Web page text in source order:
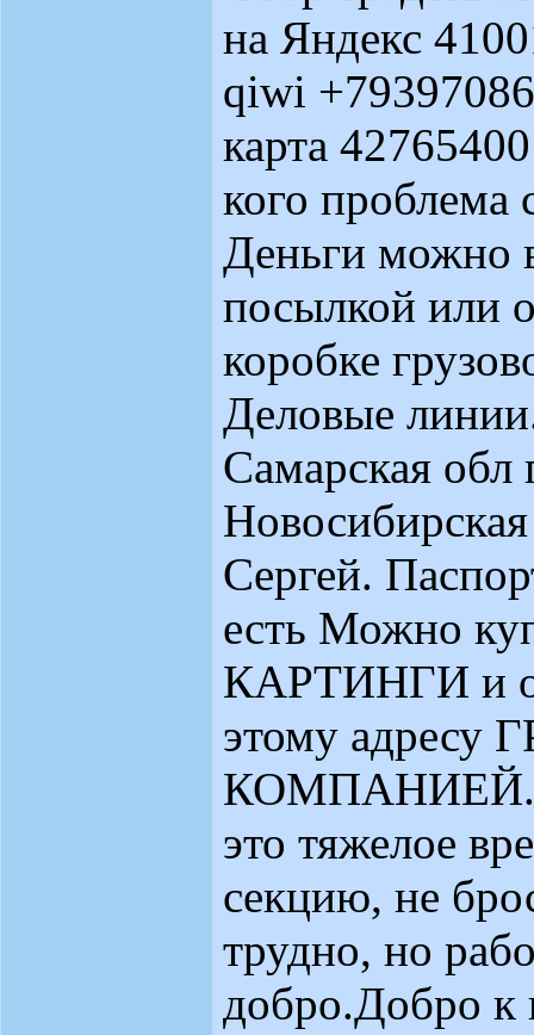
на Яндекс
qiwi
карта
кого проблема
Деньги можно
посылкой или
коробке
Деловые
Самарская обл
Сергей.
есть Можно
КАРТИНГИ и
этому адресу
КОМПАНИЕЙ.
это тяжелое
секцию, не
трудно, но
добро.Добро к